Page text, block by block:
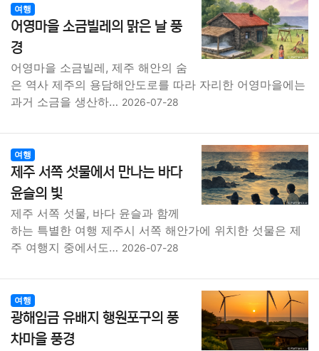
여행
어영마을 소금빌레의 맑은 날 풍
경
어영마을 소금빌레, 제주 해안의 숨
은 역사 제주의 용담해안도로를 따라 자리한 어영마을에는
과거 소금을 생산하… 2026-07-28
여행
제주 서쪽 섯물에서 만나는 바다
윤슬의 빛
제주 서쪽 섯물, 바다 윤슬과 함께
하는 특별한 여행 제주시 서쪽 해안가에 위치한 섯물은 제
주 여행지 중에서도… 2026-07-28
여행
광해임금 유배지 행원포구의 풍
차마을 풍경